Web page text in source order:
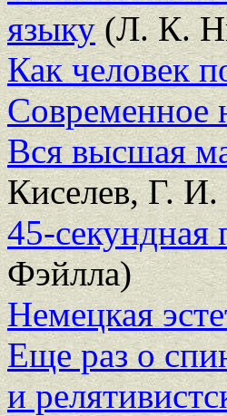
языку(Л. К.
Как человек
Современное
Вся высшая
Киселев, Г.
45-секундная
Фэйлла)
Немецкая
Еще раз о
и